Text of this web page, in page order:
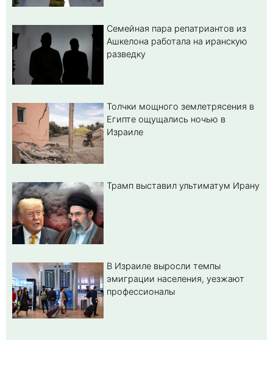
Семейная пара репатриантов из
Ашкелона работала на иранскую
разведку
Толчки мощного землетрясения в
Египте ощущались ночью в
Израиле
Трамп выставил ультиматум Ирану
В Израиле выросли темпы
эмиграции населения, уезжают
профессионалы